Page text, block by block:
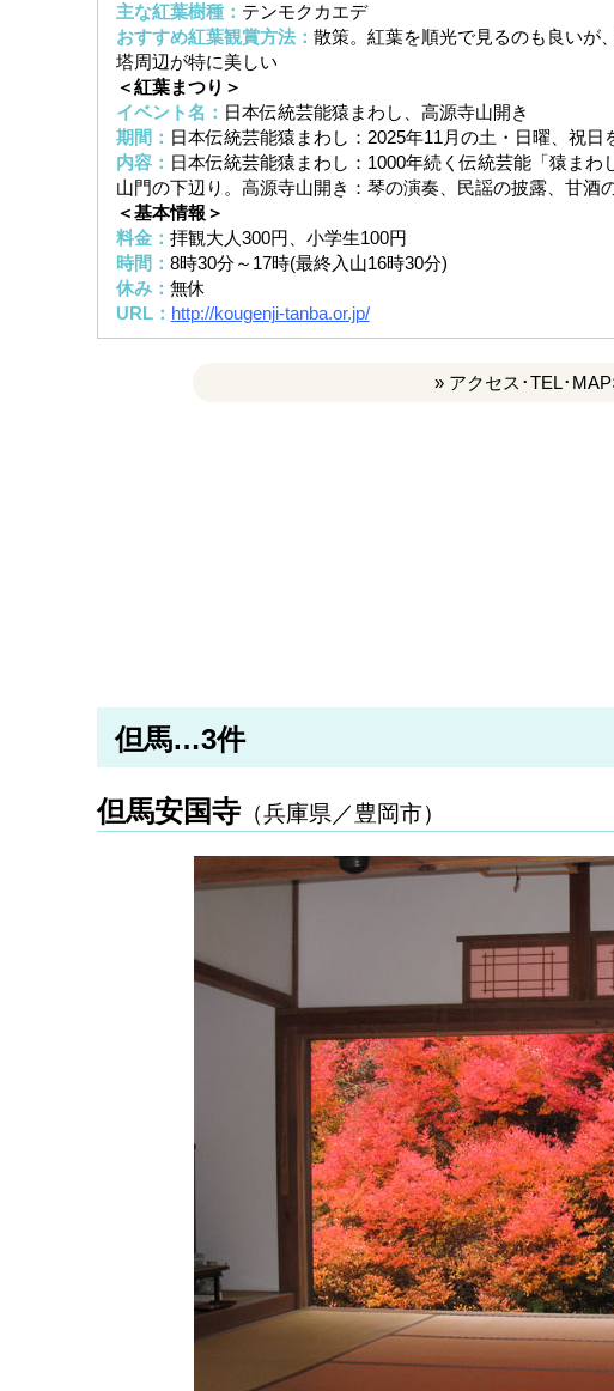
主な紅葉樹種： テンモクカエデ
おすすめ紅葉観賞方法： 散策。紅葉を順光で見るのも良いが
塔周辺が特に美しい
＜紅葉まつり＞
イベント名： 日本伝統芸能猿まわし、高源寺山開き
期間： 日本伝統芸能猿まわし：2025年11月の土・日曜、祝
内容： 日本伝統芸能猿まわし：1000年続く伝統芸能「猿ま
山門の下辺り。高源寺山開き：琴の演奏、民謡の披露、甘酒
＜基本情報＞
料金： 拝観大人300円、小学生100円
時間： 8時30分～17時(最終入山16時30分)
休み： 無休
URL： http://kougenji-tanba.or.jp/
» アクセス･TEL･
但馬…3件
但馬安国寺（兵庫県／豊岡市）